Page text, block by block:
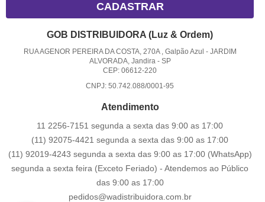
CADASTRAR
GOB DISTRIBUIDORA (Luz & Ordem)
RUA AGENOR PEREIRA DA COSTA, 270A , Galpão Azul - JARDIM
ALVORADA, Jandira- SP
CEP: 06612-220
CNPJ: 50.742.088/0001-95
Atendimento
11 2256-7151 segunda a sexta das 9:00 as 17:00
(11) 92075-4421 segunda a sexta das 9:00 as 17:00
(11) 92019-4243 segunda a sexta das 9:00 as 17:00 (WhatsApp)
segunda a sexta feira (Exceto Feriado) - Atendemos ao Público
das 9:00 as 17:00
pedidos@wadistribuidora.com.br